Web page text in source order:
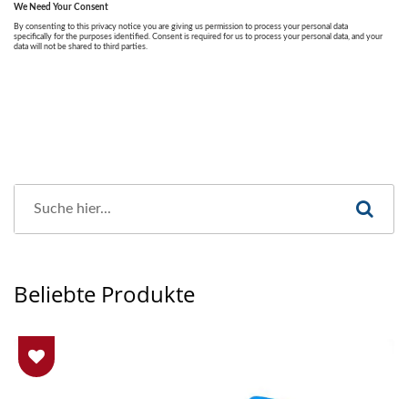
Beliebte Produkte